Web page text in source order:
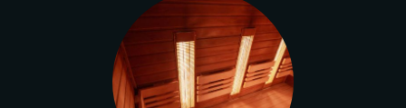
GALERIE PHOTO